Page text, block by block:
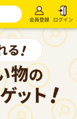
会員登録 ログイン